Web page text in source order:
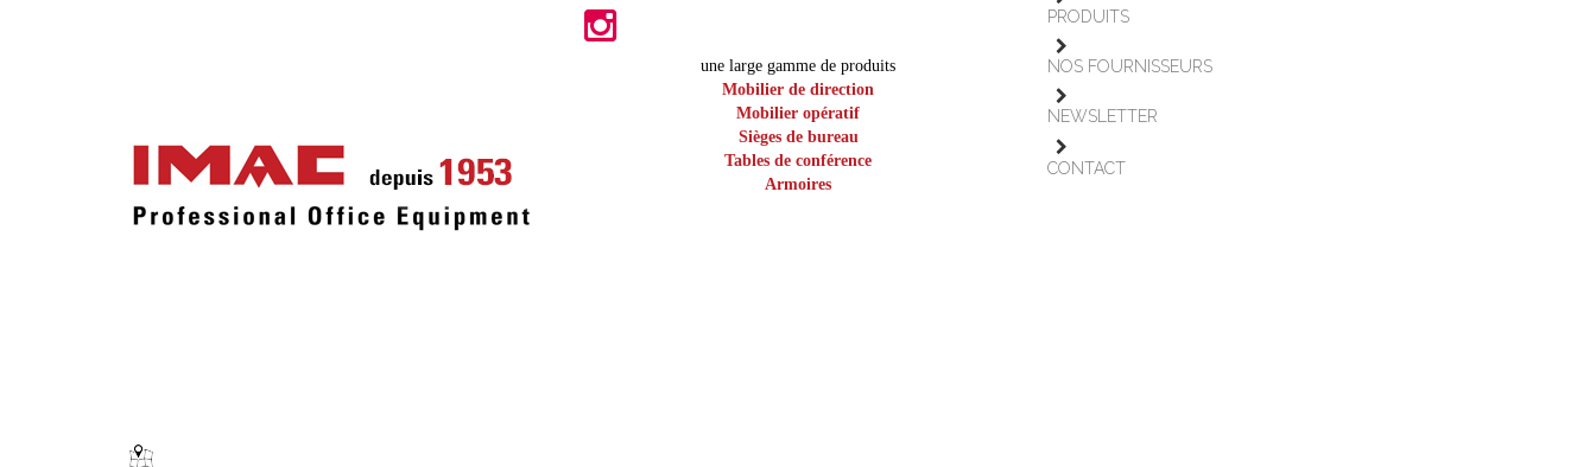
une large gamme de produits
Mobilier de direction
Mobilier opératif
Sièges de bureau
Tables de conférence
Armoires
PRODUITS
NOS FOURNISSEURS
NEWSLETTER
CONTACT